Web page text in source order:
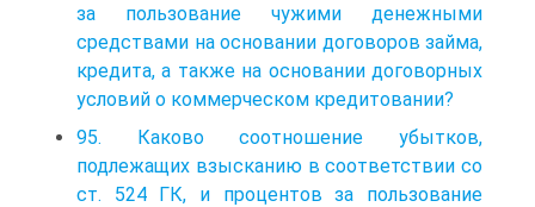
за пользование чужими денежными
средствами на основании договоров займа,
кредита, а также на основании договорных
условий о коммерческом кредитовании?
95. Каково соотношение убытков,
подлежащих взысканию в соответствии со
ст. 524 ГК, и процентов за пользование